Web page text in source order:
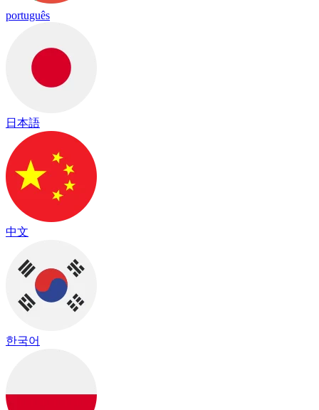
português
日本語
中文
한국어